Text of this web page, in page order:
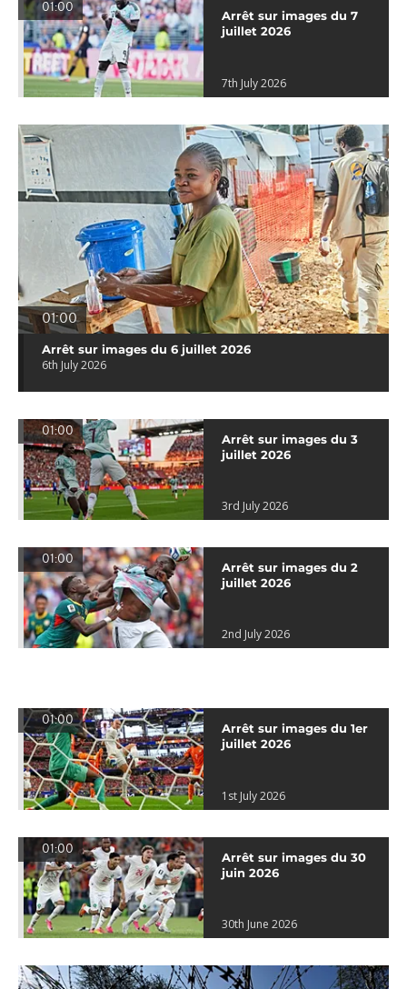
01:00
Arrêt sur images du 7
juillet 2026
7th July 2026
01:00
Arrêt sur images du 6 juillet 2026
6th July 2026
01:00
Arrêt sur images du 3
juillet 2026
3rd July 2026
01:00
Arrêt sur images du 2
juillet 2026
2nd July 2026
01:00
Arrêt sur images du 1er
juillet 2026
1st July 2026
01:00
Arrêt sur images du 30
juin 2026
30th June 2026